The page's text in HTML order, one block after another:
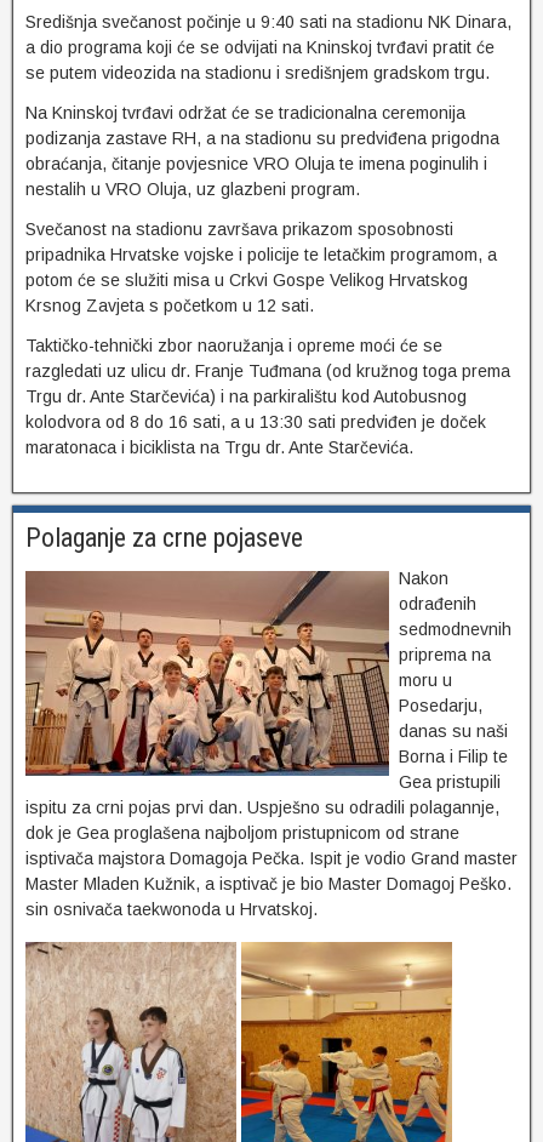
Središnja svečanost počinje u 9:40 sati na stadionu NK Dinara,
a dio programa koji će se odvijati na Kninskoj tvrđavi pratit će
se putem videozida na stadionu i središnjem gradskom trgu.
Na Kninskoj tvrđavi održat će se tradicionalna ceremonija
podizanja zastave RH, a na stadionu su predviđena prigodna
obraćanja, čitanje povjesnice VRO Oluja te imena poginulih i
nestalih u VRO Oluja, uz glazbeni program.
Svečanost na stadionu završava prikazom sposobnosti
pripadnika Hrvatske vojske i policije te letačkim programom, a
potom će se služiti misa u Crkvi Gospe Velikog Hrvatskog
Krsnog Zavjeta s početkom u 12 sati.
Taktičko-tehnički zbor naoružanja i opreme moći će se
razgledati uz ulicu dr. Franje Tuđmana (od kružnog toga prema
Trgu dr. Ante Starčevića) i na parkiralištu kod Autobusnog
kolodvora od 8 do 16 sati, a u 13:30 sati predviđen je doček
maratonaca i biciklista na Trgu dr. Ante Starčevića.
Polaganje za crne pojaseve
Nakon
odrađenih
sedmodnevnih
priprema na
moru u
Posedarju,
danas su naši
Borna i Filip te
Gea pristupili
ispitu za crni pojas prvi dan. Uspješno su odradili polagannje,
dok je Gea proglašena najboljom pristupnicom od strane
isptivača majstora Domagoja Pečka. Ispit je vodio Grand master
Master Mladen Kužnik, a isptivač je bio Master Domagoj Peško.
sin osnivača taekwonoda u Hrvatskoj.